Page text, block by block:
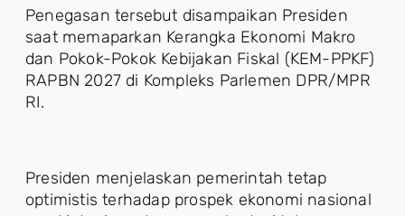
Penegasan tersebut disampaikan Presiden
saat memaparkan Kerangka Ekonomi Makro
dan Pokok-Pokok Kebijakan Fiskal (KEM-PPKF)
RAPBN 2027 di Kompleks Parlemen DPR/MPR
RI.
Presiden menjelaskan pemerintah tetap
optimistis terhadap prospek ekonomi nasional